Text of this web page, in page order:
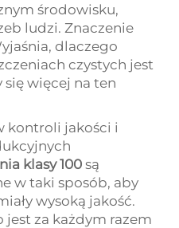
środowisku,
ludzi. Znaczenie
dlaczego
czystych jest
więcej na ten
kontroli jakości i
klasy 100 są
w taki sposób, aby
wysoką jakość.
jest za każdym razem